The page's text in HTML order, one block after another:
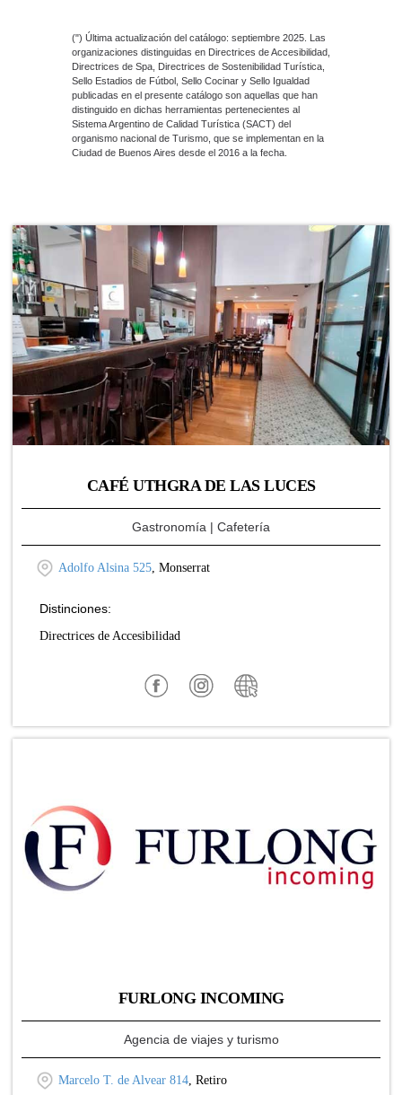
(") Última actualización del catálogo: septiembre 2025. Las
organizaciones distinguidas en Directrices de Accesibilidad,
Directrices de Spa, Directrices de Sostenibilidad Turística,
Sello Estadios de Fútbol, Sello Cocinar y Sello Igualdad
publicadas en el presente catálogo son aquellas que han
distinguido en dichas herramientas pertenecientes al
Sistema Argentino de Calidad Turística (SACT) del
organismo nacional de Turismo, que se implementan en la
Ciudad de Buenos Aires desde el 2016 a la fecha.
CAFÉ UTHGRA DE LAS LUCES
Gastronomía | Cafetería
Adolfo Alsina 525 , Monserrat
Distinciones:
Directrices de Accesibilidad
FURLONG INCOMING
Agencia de viajes y turismo
Marcelo T. de Alvear 814, Retiro